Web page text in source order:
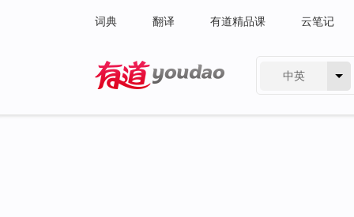
词典 翻译 有道精品课 云笔记
中英